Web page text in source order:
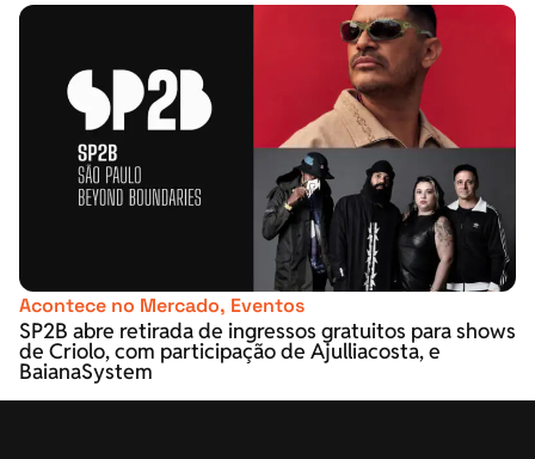
Acontece no Mercado, Eventos
SP2B abre retirada de ingressos gratuitos para shows
de Criolo, com participação de Ajulliacosta, e
BaianaSystem